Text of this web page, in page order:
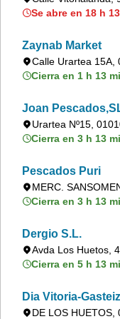
Se abre en 18 h
Zaynab Market
Calle Urartea 15A,
Cierra en 1 h 13
Joan
Urartea Nº15,
Cierra en 3 h 13
Pescados Puri
MERC.
Cierra en 3 h 13
Dergio S.L.
Avda Los Huetos,
Cierra en 5 h 13
Dia Vitoria-Gasteiz
DE LOS HUETOS,